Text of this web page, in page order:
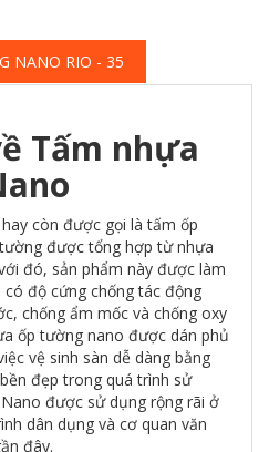
NANO RIO - 35
Tấm nhựa
còn được gọi là tấm ốp
được tổng hợp từ nhựa
đó, sản phẩm này được làm
độ cứng chống tác động
chống ẩm mốc và chống oxy
ốp tường nano được dán phủ
vệ sinh sàn dễ dàng bằng
đẹp trong quá trình sử
được sử dụng rộng rãi ở
dân dụng và cơ quan văn
đây.